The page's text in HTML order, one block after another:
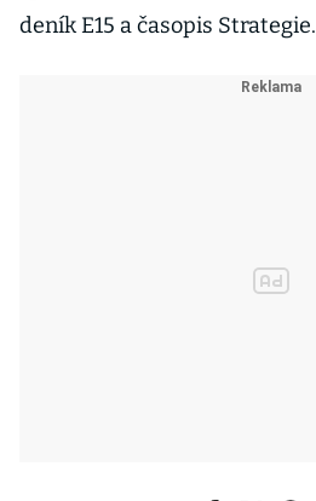
deník E15 a časopis Strategie.